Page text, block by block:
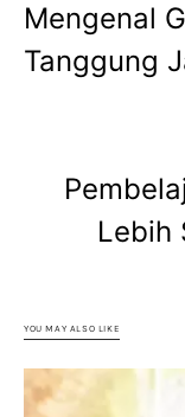
Mengenal
Tanggung
Lebih
YOU MAY ALSO LIKE